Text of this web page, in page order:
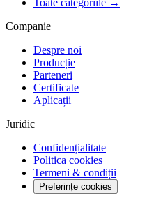
Companie
Despre noi
Producție
Parteneri
Certificate
Aplicații
Juridic
Confidențialitate
Politica cookies
Termeni & condiții
Preferințe cookies